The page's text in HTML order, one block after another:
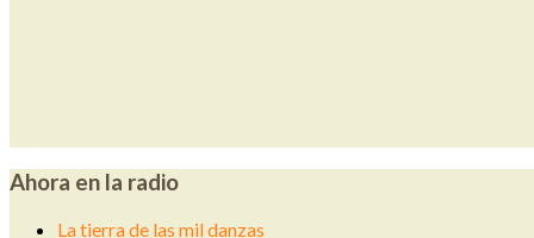
Ahora en la radio
La tierra de las mil danzas